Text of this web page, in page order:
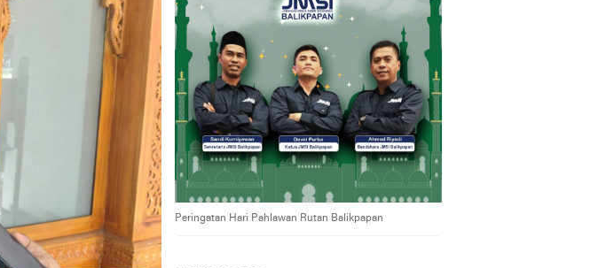
Peringatan Hari Pahlawan Rutan Balikpapan